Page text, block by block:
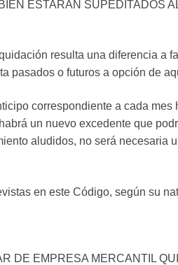
ESTARÁN SUPEDITADOS
resulta una diferencia a
pasados o futuros a opción de
correspondiente a cada mes
un nuevo excedente que
aludidos, no será necesaria
en este Código, según su
DE EMPRESA MERCANTIL